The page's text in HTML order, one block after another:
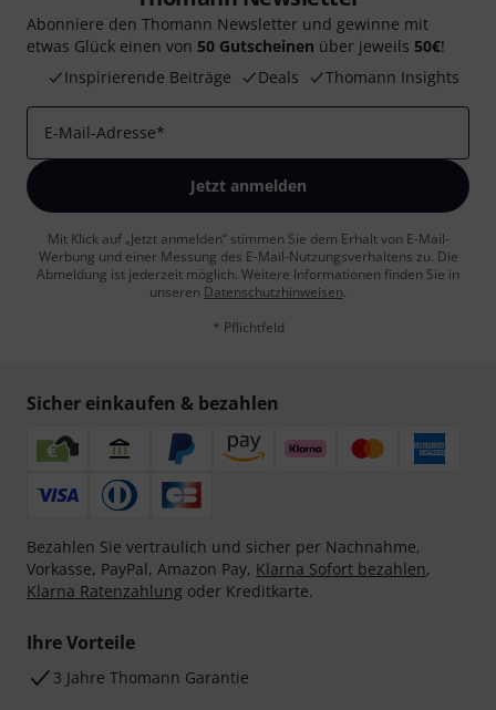
Abonniere den Thomann Newsletter und gewinne mit
etwas Glück einen von 50 Gutscheinen über jeweils 50€!
Inspirierende Beiträge
Deals Thomann Insights
E-Mail-Adresse*
Jetzt anmelden
Mit Klick auf „Jetzt anmelden“ stimmen Sie dem Erhalt von E-Mail-
Werbung und einer Messung des E-Mail-Nutzungsverhaltens zu. Die
Abmeldung ist jederzeit möglich. Weitere Informationen finden Sie in
unseren Datenschutzhinweisen.
* Pflichtfeld
Sicher einkaufen & bezahlen
Bezahlen Sie vertraulich und sicher per Nachnahme,
Vorkasse, PayPal, Amazon Pay, Klarna Sofort bezahlen,
Klarna Ratenzahlung oder Kreditkarte.
Ihre Vorteile
3 Jahre Thomann Garantie